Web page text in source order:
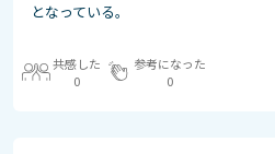
となっている。
共感した
0
参考になった
0